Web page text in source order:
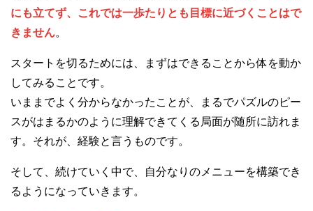
にも立てず、これでは一歩たりとも目標に近づくことはで
きません。
スタートを切るためには、まずはできることから体を動か
してみることです。
いままでよく分からなかったことが、まるでパズルのピー
スがはまるかのように理解できてくる局面が随所に訪れま
す。それが、経験と言うものです。
そして、続けていく中で、自分なりのメニューを構築でき
るようになっていきます。